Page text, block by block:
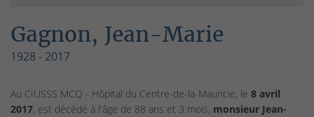
Gagnon, Jean-Marie
1928 - 2017
Au CIUSSS MCQ - Hôpital du Centre-de-la-Mauricie, le 8 avril
2017, est décédé à l'âge de 88 ans et 3 mois, monsieur Jean-